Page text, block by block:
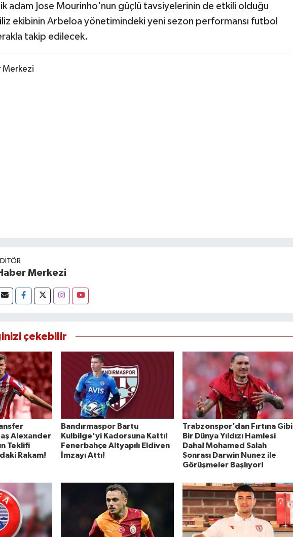
adam Jose Mourinho'nun güçlü tavsiyelerinin de etkili olduğu
ekibinin Arbeloa yönetimindeki yeni sezon performansı futbol
takip edilecek.
Merkezi
Merkezi
çekebilir
Alexander
Teklifi
Rakam!
Bandırmaspor Bartu
Kulbilge'yi Kadorsuna Kattı!
Fenerbahçe Altyapılı Eldiven
İmzayı Attı!
Trabzonspor’dan Fırtına Gibi
Bir Dünya Yıldızı Hamlesi
Daha! Mohamed Salah
Sonrası Darwin Nunez ile
Görüşmeler Başlıyor!